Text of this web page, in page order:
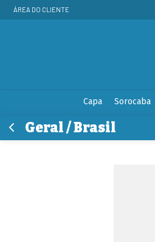
ÁREA DO CLIENTE
Capa Sorocaba
Geral / Brasil